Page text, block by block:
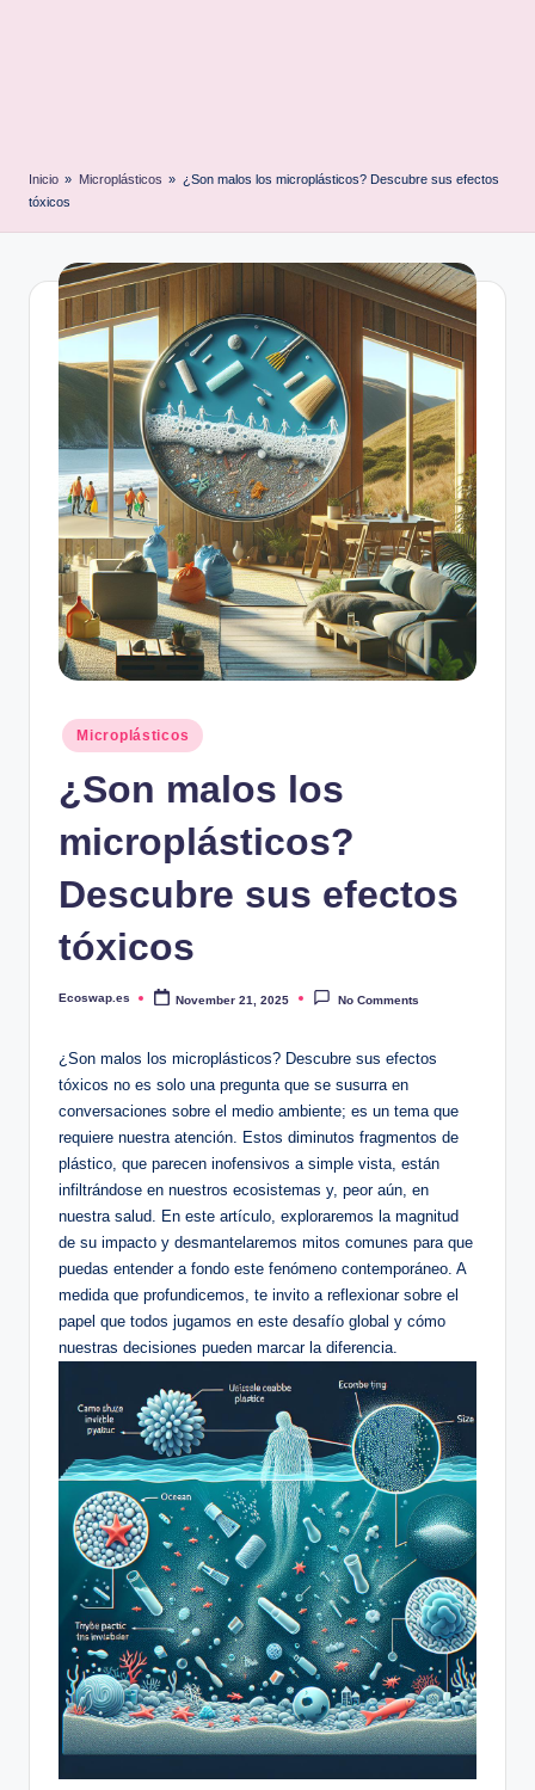
Inicio » Microplásticos » ¿Son malos los microplásticos? Descubre sus efectos
tóxicos
Posted
in
Microplásticos
¿Son malos los
microplásticos?
Descubre sus efectos
tóxicos
Posted
Ecoswap.es November 21, 2025 No Comments
¿Son malos los microplásticos? Descubre sus efectos
tóxicos no es solo una pregunta que se susurra en
conversaciones sobre el medio ambiente; es un tema que
requiere nuestra atención. Estos diminutos fragmentos de
plástico, que parecen inofensivos a simple vista, están
infiltrándose en nuestros ecosistemas y, peor aún, en
nuestra salud. En este artículo, exploraremos la magnitud
de su impacto y desmantelaremos mitos comunes para que
puedas entender a fondo este fenómeno contemporáneo. A
medida que profundicemos, te invito a reflexionar sobre el
papel que todos jugamos en este desafío global y cómo
nuestras decisiones pueden marcar la diferencia.